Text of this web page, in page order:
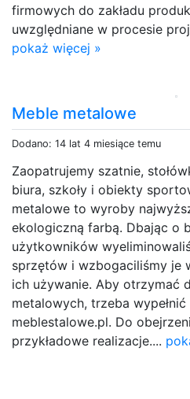
firmowych do zakładu
uwzględniane w procesie
pokaż więcej »
Meble metalowe
Dodano: 14 lat 4 miesiące temu
Zaopatrujemy szatnie,
biura, szkoły i obiekty
metalowe to wyroby
ekologiczną farbą. Dbając o
użytkowników
sprzętów i wzbogaciliśmy je
ich używanie. Aby otrzymać
metalowych, trzeba
meblestalowe.pl. Do
przykładowe realizacje....